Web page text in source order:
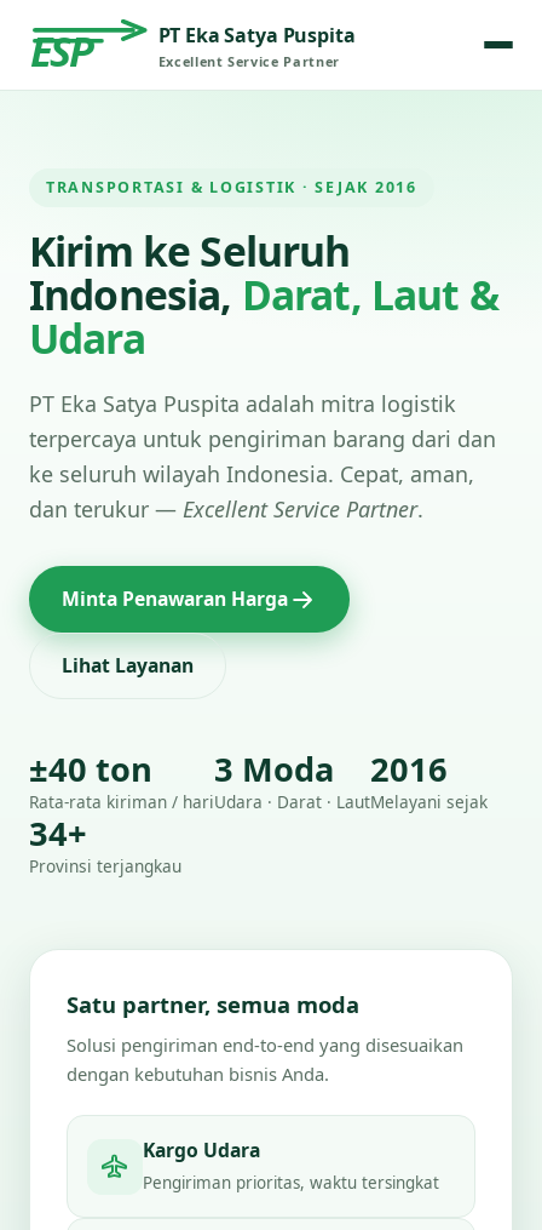
ESP PT Eka Satya Puspita
Excellent Service Partner
TRANSPORTASI & LOGISTIK · SEJAK 2016
Kirim ke Seluruh
Indonesia, Darat, Laut &
Udara
PT Eka Satya Puspita adalah mitra logistik
terpercaya untuk pengiriman barang dari dan
ke seluruh wilayah Indonesia. Cepat, aman,
dan terukur — Excellent Service Partner.
Minta Penawaran Harga
Lihat Layanan
±40 ton
Rata-rata kiriman / hari
3 Moda
Udara · Darat · Laut
2016
Melayani sejak
34+
Provinsi terjangkau
Satu partner, semua moda
Solusi pengiriman end-to-end yang disesuaikan
dengan kebutuhan bisnis Anda.
Kargo Udara
Pengiriman prioritas, waktu tersingkat